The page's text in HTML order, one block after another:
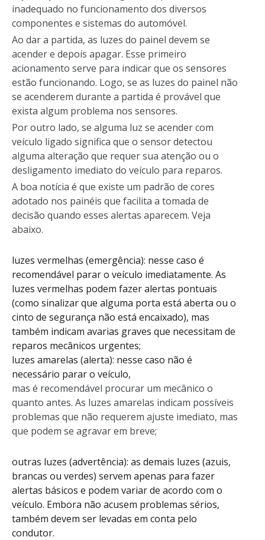
inadequado no funcionamento dos diversos
componentes e sistemas do automóvel.
Ao dar a partida, as luzes do painel devem se
acender e depois apagar. Esse primeiro
acionamento serve para indicar que os sensores
estão funcionando. Logo, se as luzes do painel não
se acenderem durante a partida é provável que
exista algum problema nos sensores.
Por outro lado, se alguma luz se acender com
veículo ligado significa que o sensor detectou
alguma alteração que requer sua atenção ou o
desligamento imediato do veículo para reparos.
A boa notícia é que existe um padrão de cores
adotado nos painéis que facilita a tomada de
decisão quando esses alertas aparecem. Veja
abaixo.
luzes vermelhas (emergência): nesse caso é
recomendável parar o veículo imediatamente. As
luzes vermelhas podem fazer alertas pontuais
(como sinalizar que alguma porta está aberta ou o
cinto de segurança não está encaixado), mas
também indicam avarias graves que necessitam de
reparos mecânicos urgentes;
luzes amarelas (alerta): nesse caso não é
necessário parar o veículo,
mas é recomendável procurar um mecânico o
quanto antes. As luzes amarelas indicam possíveis
problemas que não requerem ajuste imediato, mas
que podem se agravar em breve;
outras luzes (advertência): as demais luzes (azuis,
brancas ou verdes) servem apenas para fazer
alertas básicos e podem variar de acordo com o
veículo. Embora não acusem problemas sérios,
também devem ser levadas em conta pelo
condutor.